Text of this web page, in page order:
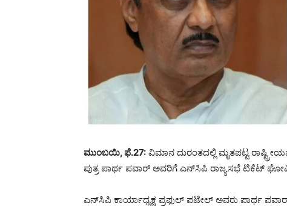
ಮುಂಬಯಿ, ಫೆ.27: ವಿಮಾನ ದುರಂತದಲ್ಲಿ ಮೃತಪಟ್ಟ
ಪುತ್ರ ಪಾರ್ಥ ಪವಾರ್ ಅವರಿಗೆ ಎನ್‌ಸಿಪಿ ರಾಜ್ಯಸಭೆ ಟಿಕೆಟ್
ಎನ್‌ಸಿಪಿ ಕಾರ್ಯಾಧ್ಯಕ್ಷ ಪ್ರಫುಲ್ ಪಟೇಲ್ ಅವರು ಪಾರ್ಥ